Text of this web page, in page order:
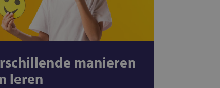
manieren
leren